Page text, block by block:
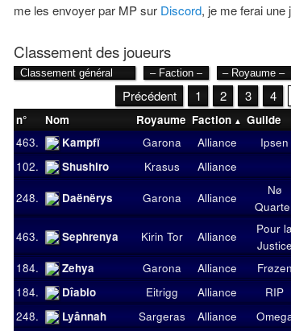
me les envoyer par MP sur Discord, je me ferai une
Classement des joueurs
Précédent 1 2 3 4
n° Nom Royaume Faction Guilde
463.
Kampfï Garona Alliance Ipsen
102.
Shushiro Krasus Alliance
248. Daënërys Garona Alliance
Nø
463. Sephrenya Kirin Tor Alliance
Pour
Justice
184. Zehya Garona Alliance Frøzen
184.
Dîablo Eitrigg Alliance RIP
248.
Lyânnah Sargeras Alliance